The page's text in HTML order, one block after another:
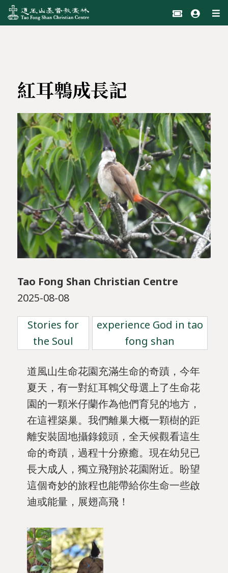
紅耳鵯成長記
Tao Fong Shan Christian Centre
2025-08-08
Stories for
the Soul
experience God in tao
fong shan
道風山生命花園充滿生命的奇蹟，今年
夏天，有一對紅耳鵯父母選上了生命花
園的一顆米仔蘭作為他們育兒的地方，
在這裡築巢。我們離巢大概一顆樹的距
離安裝固地攝錄鏡頭，全天候觀看這生
命的奇蹟，過程十分療癒。現在幼兒已
長大成人，獨立飛翔於花園附近。盼望
這個奇妙的旅程也能帶給你生命一些啟
迪或能量，展翅高飛！